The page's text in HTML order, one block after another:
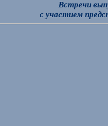
Встречи
с участием